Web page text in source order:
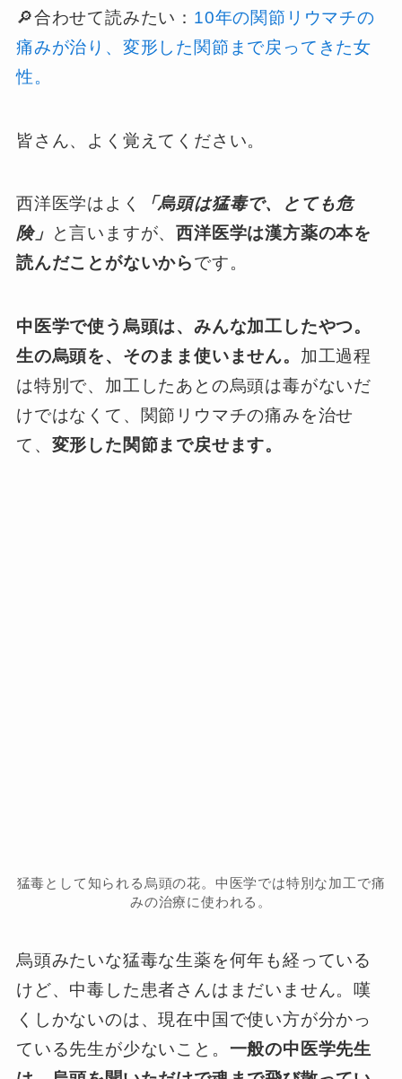
🔎合わせて読みたい： 10年の関節リウマチの
痛みが治り、変形した関節まで戻ってきた女
性。
皆さん、よく覚えてください。
西洋医学はよく
「烏頭は猛毒で、とても危
険」 と言いますが、西洋医学は漢方薬の本を
読んだことがないからです。
中医学で使う烏頭は、みんな加工したやつ。
生の烏頭を、そのまま使いません。 加工過程
は特別で、加工したあとの烏頭は毒がないだ
けではなくて、関節リウマチの痛みを治せ
て、 変形した関節まで戻せます。
猛毒として知られる烏頭の花。中医学では特別な加工で痛
みの治療に使われる。
烏頭みたいな猛毒な生薬を何年も経っている
けど、中毒した患者さんはまだいません。嘆
くしかないのは、現在中国で使い方が分かっ
ている先生が少ないこと。 一般の中医学先生